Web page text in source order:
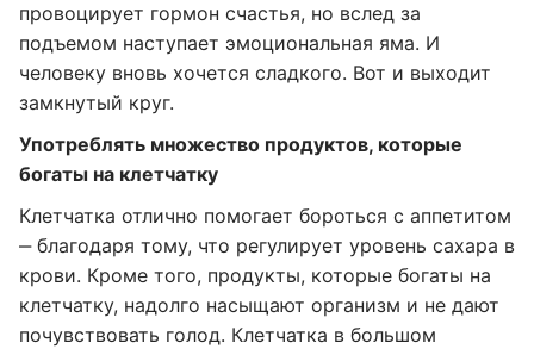
провоцирует гормон счастья, но вслед за
подъемом наступает эмоциональная яма. И
человеку вновь хочется сладкого. Вот и выходит
замкнутый круг.
Употреблять множество продуктов, которые
богаты на клетчатку
Клетчатка отлично помогает бороться с аппетитом
‒ благодаря тому, что регулирует уровень сахара в
крови. Кроме того, продукты, которые богаты на
клетчатку, надолго насыщают организм и не дают
почувствовать голод. Клетчатка в большом